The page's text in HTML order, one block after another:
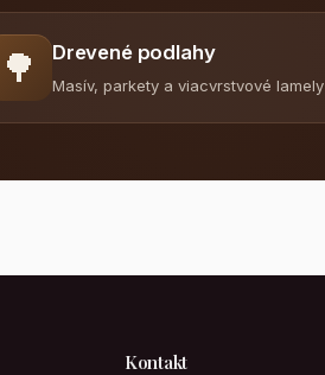
🌳 Drevené podlahy
Masív, parkety a viacvrstvové lamely
Kontakt